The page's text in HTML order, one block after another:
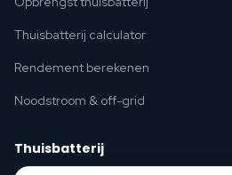
Thuisbatterij calculator
Rendement berekenen
Noodstroom & off-grid
Thuisbatterij